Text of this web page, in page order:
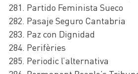
Partido Feminista Sueco
Pasaje Seguro Cantabria
Paz con Dignidad
Perifèries
Periodic l’alternativa